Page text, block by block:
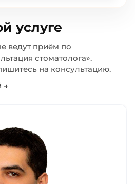
услуге
ведут приём по
стоматолога».
на консультацию.
→